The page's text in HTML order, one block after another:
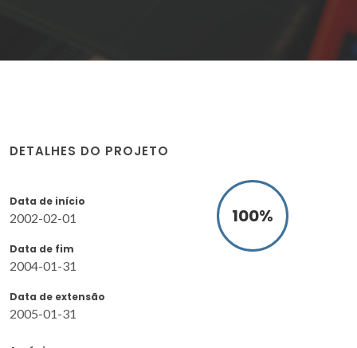
DETALHES DO PROJETO
Data de início
2002-02-01
Data de fim
2004-01-31
Data de extensão
2005-01-31
100%